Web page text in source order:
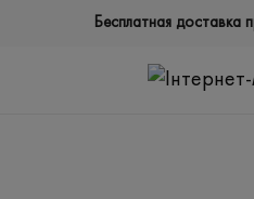
Бесплатная доставка